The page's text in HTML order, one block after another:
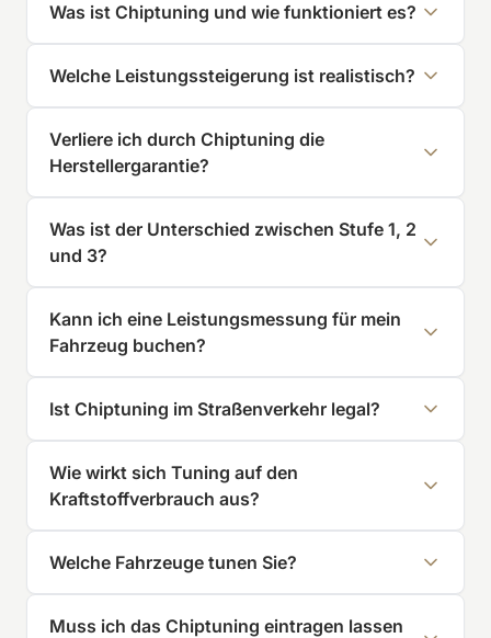
Was ist Chiptuning und wie funktioniert es?
Welche Leistungssteigerung ist realistisch?
Verliere ich durch Chiptuning die
Herstellergarantie?
Was ist der Unterschied zwischen Stufe 1, 2
und 3?
Kann ich eine Leistungsmessung für mein
Fahrzeug buchen?
Ist Chiptuning im Straßenverkehr legal?
Wie wirkt sich Tuning auf den
Kraftstoffverbrauch aus?
Welche Fahrzeuge tunen Sie?
Muss ich das Chiptuning eintragen lassen